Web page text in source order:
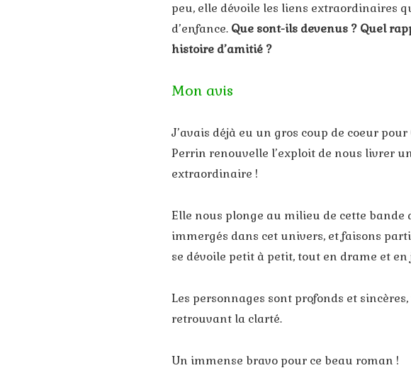
peu, elle dévoile les liens extraordinaires
d’enfance. Que sont-ils devenus ? Quel
histoire d’amitié ?
Mon avis
J’avais déjà eu un gros coup de coeur
Perrin renouvelle l’exploit de nous livrer
extraordinaire !
Elle nous plonge au milieu de cette bande
immergés dans cet univers, et faisons
se dévoile petit à petit, tout en drame et en
Les personnages sont profonds et
retrouvant la clarté.
Un immense bravo pour ce beau roman !